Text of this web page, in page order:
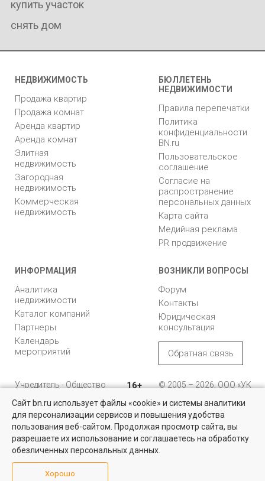
купить участок
снять дом
НЕДВИЖИМОСТЬ
Продажа квартир
Продажа комнат
Аренда квартир
Аренда комнат
Элитная
недвижимость
Загородная
недвижимость
Коммерческая
недвижимость
БЮЛЛЕТЕНЬ
НЕДВИЖИМОСТИ
Правила перепечатки
Политика
конфиденциальности
BN.ru
Пользовательское
соглашение
Согласие на
распространение
персональных данных
Карта сайта
Медийная реклама
PR продвижение
ИНФОРМАЦИЯ
Аналитика
недвижимости
Каталог компаний
Партнеры
Календарь
мероприятий
ВОЗНИКЛИ ВОПРОСЫ
Форум
Контакты
Юридическая
консультация
Обратная связь
Учредитель - Общество
ответственностью
"Управляющая
компания "Бюллетень
недвижимости"
16+
© 2005 – 2026, ООО «УК
196105, Санкт-
Петербург, пр. Юрия
Гагарина, 1
8 (812) 331-93-56
reklama@bn.ru
Сайт bn.ru использует файлы «cookie» и системы аналитики
для персонализации сервисов и повышения удобства
пользования веб-сайтом. Продолжая просмотр сайта, вы
разрешаете их использование и соглашаетесь на обработку
обезличенных персональных данных.
Хорошо